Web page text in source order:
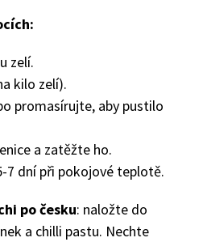
zelí.
kilo zelí).
promasírujte, aby pustilo
a zatěžte ho.
7 dní při pokojové teplotě.
po česku: naložte do
a chilli pastu. Nechte